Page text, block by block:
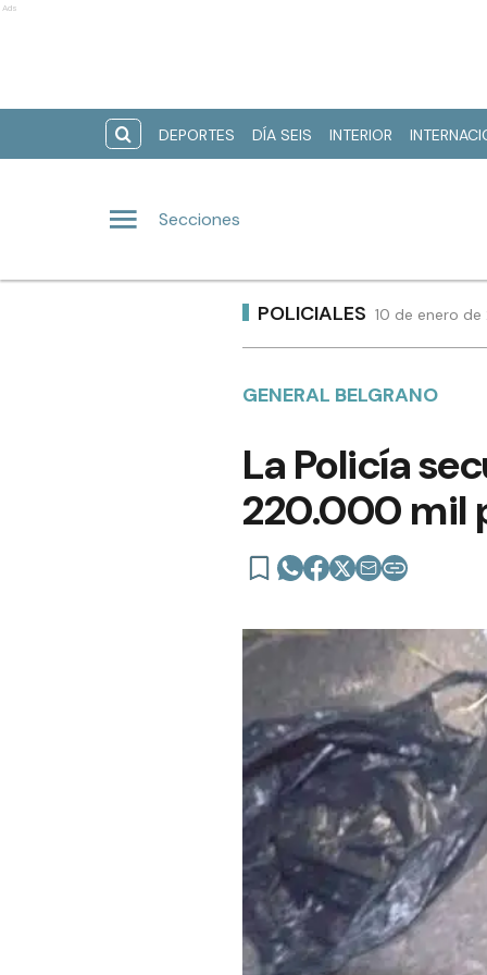
Ads
DEPORTES DÍA SEIS INTERIOR
Secciones
POLICIALES 10 de enero
GENERAL BELGRANO
La Policía
220.000 mil